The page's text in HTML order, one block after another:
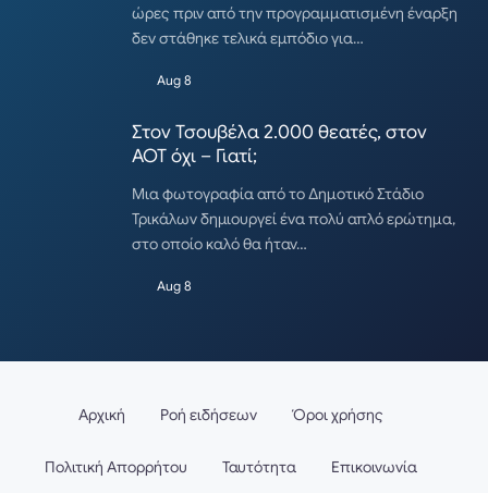
ώρες πριν από την προγραμματισμένη έναρξη
δεν στάθηκε τελικά εμπόδιο για…
Aug 8
Στον Τσουβέλα 2.000 θεατές, στον
ΑΟΤ όχι – Γιατί;
Μια φωτογραφία από το Δημοτικό Στάδιο
Τρικάλων δημιουργεί ένα πολύ απλό ερώτημα,
στο οποίο καλό θα ήταν…
Aug 8
Αρχική Ροή ειδήσεων Όροι χρήσης
Πολιτική Απορρήτου Ταυτότητα Επικοινωνία